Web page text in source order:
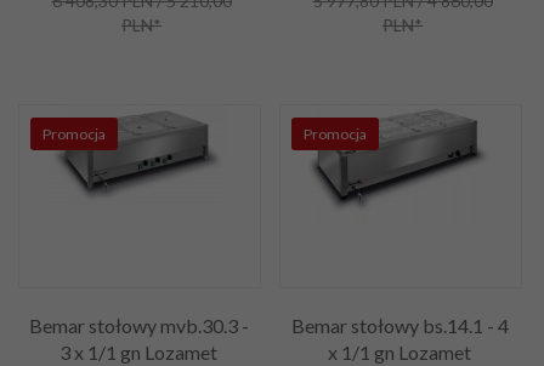
PLN*
PLN*
Promocja
Bemar stołowy mvb.30.3 -
3 x 1/1 gn Lozamet
Promocja
Bemar stołowy bs.14.1 - 4
x 1/1 gn Lozamet